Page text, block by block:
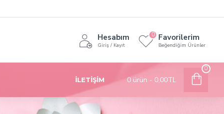
Hesabım
Giriş / Kayıt
Favorilerim
Beğendiğim Ürünler
0
İLETIŞIM 0 ürün - 0,00TL
0